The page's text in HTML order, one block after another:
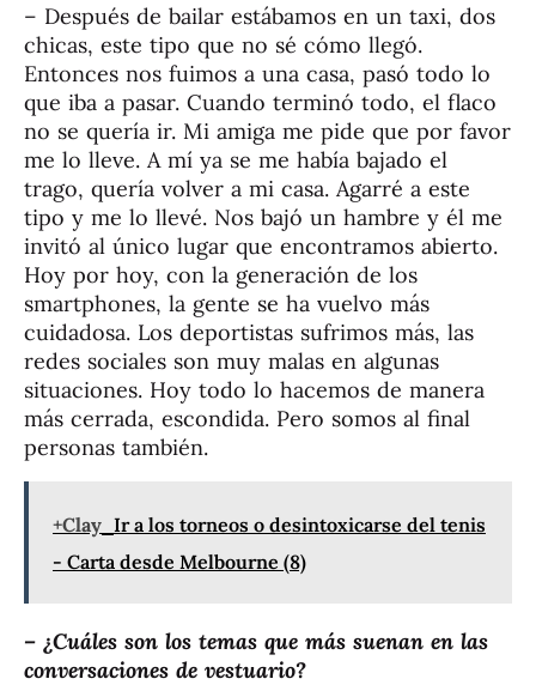
– Después de bailar estábamos en un taxi, dos
chicas, este tipo que no sé cómo llegó.
Entonces nos fuimos a una casa, pasó todo lo
que iba a pasar. Cuando terminó todo, el flaco
no se quería ir. Mi amiga me pide que por favor
me lo lleve. A mí ya se me había bajado el
trago, quería volver a mi casa. Agarré a este
tipo y me lo llevé. Nos bajó un hambre y él me
invitó al único lugar que encontramos abierto.
Hoy por hoy, con la generación de los
smartphones, la gente se ha vuelvo más
cuidadosa. Los deportistas sufrimos más, las
redes sociales son muy malas en algunas
situaciones. Hoy todo lo hacemos de manera
más cerrada, escondida. Pero somos al final
personas también.
+Clay Ir a los torneos o desintoxicarse del tenis
- Carta desde Melbourne (8)
– ¿Cuáles son los temas que más suenan en las
conversaciones de vestuario?